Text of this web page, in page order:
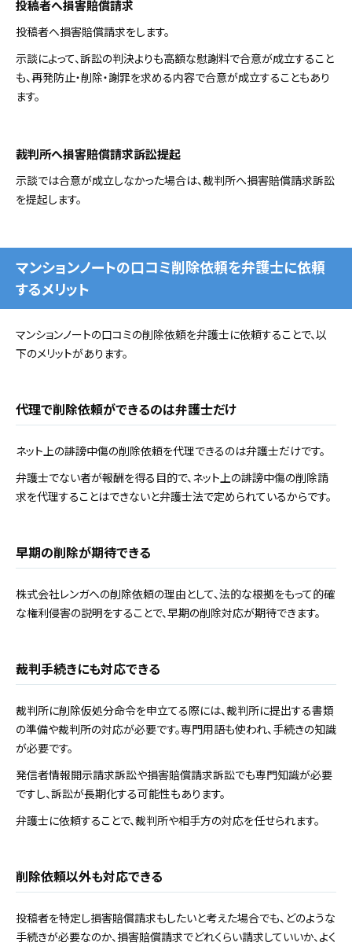
投稿者へ損害賠償請求
投稿者へ損害賠償請求をします。
示談によって、訴訟の判決よりも高額な慰謝料で合意が成立すること
も、再発防止・削除・謝罪を求める内容で合意が成立することもあり
ます。
裁判所へ損害賠償請求訴訟提起
示談では合意が成立しなかった場合は、裁判所へ損害賠償請求訴訟
を提起します。
マンションノートの口コミ削除依頼を弁護士に依頼
するメリット
マンションノートの口コミの削除依頼を弁護士に依頼することで、以
下のメリットがあります。
代理で削除依頼ができるのは弁護士だけ
ネット上の誹謗中傷の削除依頼を代理できるのは弁護士だけです。
弁護士でない者が報酬を得る目的で、ネット上の誹謗中傷の削除請
求を代理することはできないと弁護士法で定められているからです。
早期の削除が期待できる
株式会社レンガへの削除依頼の理由として、法的な根拠をもって的確
な権利侵害の説明をすることで、早期の削除対応が期待できます。
裁判手続きにも対応できる
裁判所に削除仮処分命令を申立てる際には、裁判所に提出する書類
の準備や裁判所の対応が必要です。専門用語も使われ、手続きの知識
が必要です。
発信者情報開示請求訴訟や損害賠償請求訴訟でも専門知識が必要
ですし、訴訟が長期化する可能性もあります。
弁護士に依頼することで、裁判所や相手方の対応を任せられます。
削除依頼以外も対応できる
投稿者を特定し損害賠償請求もしたいと考えた場合でも、どのような
手続きが必要なのか、損害賠償請求でどれくらい請求していいか、よく